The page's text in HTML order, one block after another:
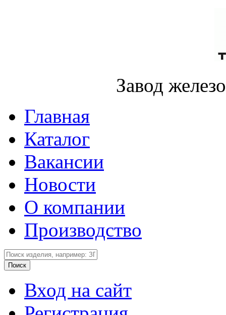
Завод
Главная
Каталог
Вакансии
Новости
О компании
Производство
Вход на сайт